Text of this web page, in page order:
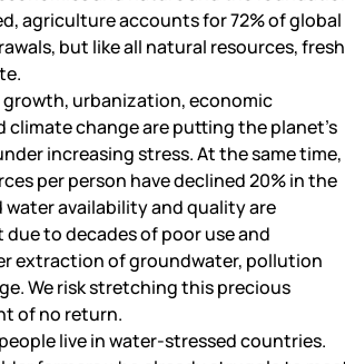
Іноземні мови
Працевлаштування
Їдальні та буфети
Студентські квитки
Центр вивчення мов
Психологічна підтримка
Інклюзивне середовище
Рада молодих вчених
Наукові школи
Стартап школа НУБіП України
Методичні рекомендації, пам'ятки
Форми документів
Патентно-ліцензійна діяльність
ЦКНО «Агропромисловий комплекс, лісове і
паркове господарство, ветеринарна
Обладнання НУБіП України
комісія
видання
Досліднику та автору
Звіт про проведення НТЗ
Наукові журнали НУБіП України
Наукові журнали НУБіП України (English)
Пам'ятка про проведення науково-
Порядок планування та організації
НТЗ
Результати науково-технічних заходів
Монографії
для бізнесу
Каталог наукових послуг
«SEB-2024»
«SEB-2025»
Наглядова рада
Рада роботодавців
Історія університету
Видатні випускники та працівники
Пам'яті захисників України
Почесні доктори і професори НУБіП України
Пресслужба
Університетський кур'єр
Вибори ректора
Програма розвитку університету
– 2025»
до публічної інформації
закупівлі
символіка
заходи
Уповноважена особа з питань запобігання
корупції
Положення про антикорупційного
НУБіП України
Національні нормативно-правові акти
Нормативно-правові акти НУБіП України
Інформаційні ресурси НАЗК
Методичні роз’яснення НАЗК
Антикорупційні заходи
радниця
інформація
agriculture accounts for 72% of global
but like all natural resources, fresh
urbanization, economic
climate change are putting the planet’s
increasing stress. At the same time,
per person have declined 20% in the
water availability and quality are
to decades of poor use and
extraction of groundwater, pollution
We risk stretching this precious
of no return.
live in water-stressed countries.